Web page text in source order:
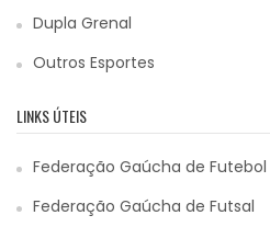
Dupla Grenal
Outros Esportes
LINKS ÚTEIS
Federação Gaúcha de Futebol
Federação Gaúcha de Futsal